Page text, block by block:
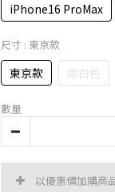
iPhone16 ProMax
尺寸 : 東京款
東京款 銀白色
數量
以優惠價加購商